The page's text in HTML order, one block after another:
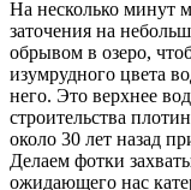
На несколько минут
заточения на
обрывом в озеро,
изумрудного цвета
него. Это верхнее
строительства
около 30 лет назад
Делаем фотки
ожидающего нас